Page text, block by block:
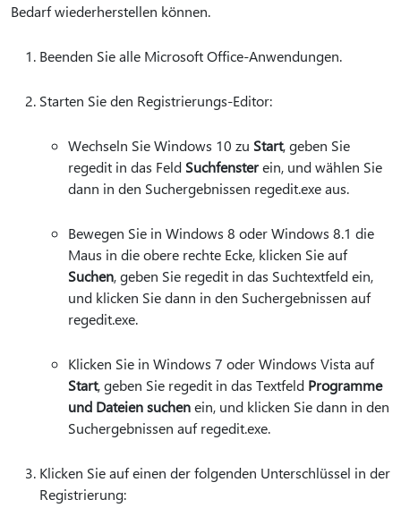
Bedarf wiederherstellen können.
Beenden Sie alle Microsoft Office-Anwendungen.
Starten Sie den Registrierungs-Editor:
Wechseln Sie Windows 10 zu Start, geben Sie
regedit in das Feld Suchfensterein, und wählen Sie
dann in den Suchergebnissen regedit.exe aus.
Bewegen Sie in Windows 8 oder Windows 8.1 die
Maus in die obere rechte Ecke, klicken Sie auf
Suchen, geben Sie regedit in das Suchtextfeld ein,
und klicken Sie dann in den Suchergebnissen auf
regedit.exe.
Klicken Sie in Windows 7 oder Windows Vista auf
Start, geben Sie regedit in das Textfeld Programme
und Dateien suchenein, und klicken Sie dann in den
Suchergebnissen auf regedit.exe.
Klicken Sie auf einen der folgenden Unterschlüssel in der
Registrierung: